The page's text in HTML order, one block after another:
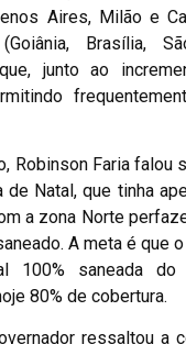
Aires, Milão e
Brasília,
junto ao
Robinson Faria falou
de Natal, que tinha
a zona Norte
A meta é que
100% saneada do
80% de cobertura.
ressaltou a